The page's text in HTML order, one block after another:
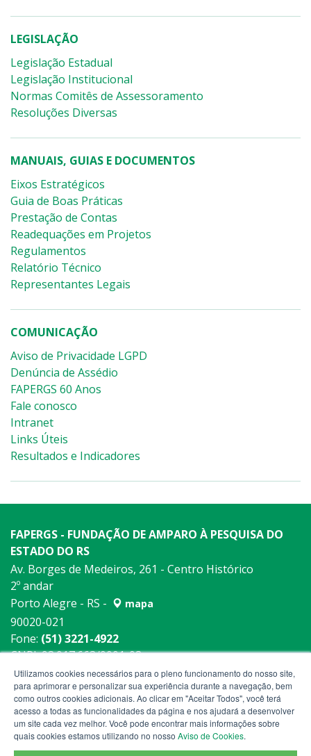
LEGISLAÇÃO
Legislação Estadual
Legislação Institucional
Normas Comitês de Assessoramento
Resoluções Diversas
MANUAIS, GUIAS E DOCUMENTOS
Eixos Estratégicos
Guia de Boas Práticas
Prestação de Contas
Readequações em Projetos
Regulamentos
Relatório Técnico
Representantes Legais
COMUNICAÇÃO
Aviso de Privacidade LGPD
Denúncia de Assédio
FAPERGS 60 Anos
Fale conosco
Intranet
Links Úteis
Resultados e Indicadores
FAPERGS - FUNDAÇÃO DE AMPARO À PESQUISA DO
ESTADO DO RS
Av. Borges de Medeiros, 261 - Centro Histórico
2º andar
Porto Alegre - RS -
mapa
90020-021
Fone: (51) 3221-4922
CNPJ: 93.017.663/0001-08
Utilizamos cookies necessários para o pleno funcionamento do nosso site,
para aprimorar e personalizar sua experiência durante a navegação, bem
como outros cookies adicionais. Ao clicar em "Aceitar Todos", você terá
acesso a todas as funcionalidades da página e nos ajudará a desenvolver
um site cada vez melhor. Você pode encontrar mais informações sobre
quais cookies estamos utilizando no nosso Aviso de Cookies.